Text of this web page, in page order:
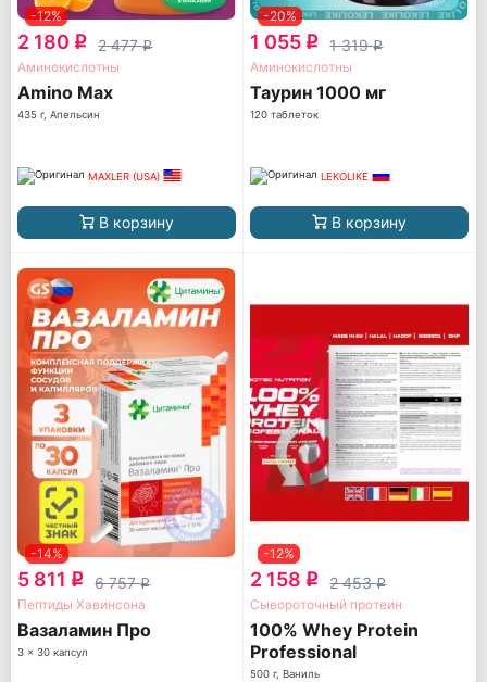
-12%
2 180 q 2 477q
Аминокислотны
Amino Max
435 г, Апельсин
MAXLER (USA)
В корзину
-20%
1 055 q 1 319q
Аминокислотны
Таурин 1000 мг
120 таблеток
LEKOLIKE
В корзину
-14%
5 811 q 6 757q
Пептиды Хавинсона
Вазаламин Про
3 x 30 капсул
-12%
2 158 q 2 453q
Сывороточный протеин
100% Whey Protein
Professional
500 г, Ваниль